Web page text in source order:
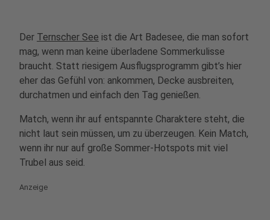
Der Ternscher See ist die Art Badesee, die man sofort
mag, wenn man keine überladene Sommerkulisse
braucht. Statt riesigem Ausflugsprogramm gibt’s hier
eher das Gefühl von: ankommen, Decke ausbreiten,
durchatmen und einfach den Tag genießen.
Match, wenn ihr auf entspannte Charaktere steht, die
nicht laut sein müssen, um zu überzeugen. Kein Match,
wenn ihr nur auf große Sommer-Hotspots mit viel
Trubel aus seid.
Anzeige